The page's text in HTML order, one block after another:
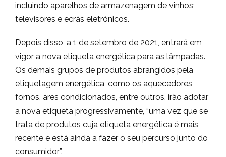
incluindo aparelhos de armazenagem de vinhos;
televisores e ecrãs eletrónicos.
Depois disso, a 1 de setembro de 2021, entrará em
vigor a nova etiqueta energética para as lâmpadas.
Os demais grupos de produtos abrangidos pela
etiquetagem energética, como os aquecedores,
fornos, ares condicionados, entre outros, irão adotar
a nova etiqueta progressivamente, “uma vez que se
trata de produtos cuja etiqueta energética é mais
recente e está ainda a fazer o seu percurso junto do
consumidor”.